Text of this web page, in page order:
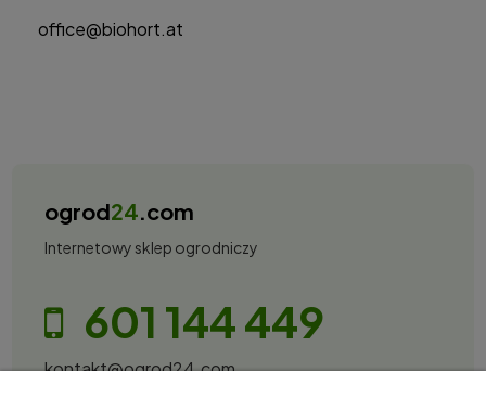
office@biohort.at
ogrod24.com
Internetowy sklep ogrodniczy
601 144 449
kontakt@ogrod24.com